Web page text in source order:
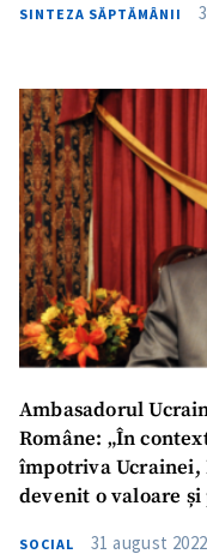
SINTEZA SĂPTĂMÂNII
Ambasadorul
Române: „În
împotriva Ucrainei,
devenit o valoare
europeană, în care
SOCIAL 31 august